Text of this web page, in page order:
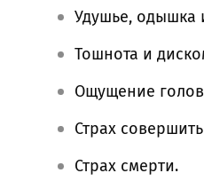
Удушье, одышка
Тошнота и
Ощущение
Страх
Страх смерти.